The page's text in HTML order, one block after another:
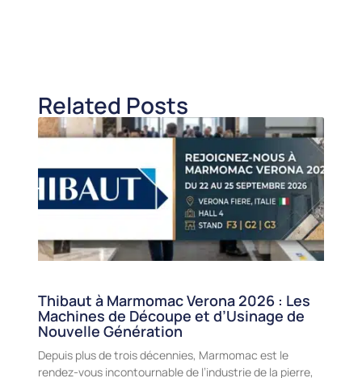
Related Posts
Thibaut à Marmomac Verona 2026 : Les
Machines de Découpe et d’Usinage de
Nouvelle Génération
Depuis plus de trois décennies, Marmomac est le
rendez-vous incontournable de l’industrie de la pierre,